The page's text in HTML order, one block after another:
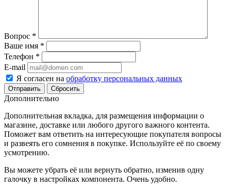
Вопрос *
Ваше имя *
Телефон *
E-mail
Я согласен на обработку персональных данных
Сбросить
Дополнительно
Дополнительная вкладка, для размещения информации о
магазине, доставке или любого другого важного контента.
Поможет вам ответить на интересующие покупателя вопросы
и развеять его сомнения в покупке. Используйте её по своему
усмотрению.
Вы можете убрать её или вернуть обратно, изменив одну
галочку в настройках компонента. Очень удобно.